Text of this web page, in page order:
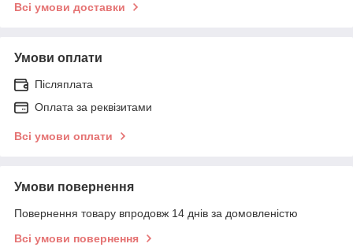
Всі умови доставки
Умови оплати
Післяплата
Оплата за реквізитами
Всі умови оплати
Умови повернення
Повернення товару впродовж 14 днів за домовленістю
Всі умови повернення